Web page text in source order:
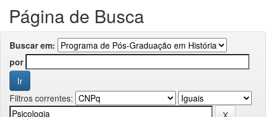
Página de Busca
Buscar em:
por
Filtros correntes: